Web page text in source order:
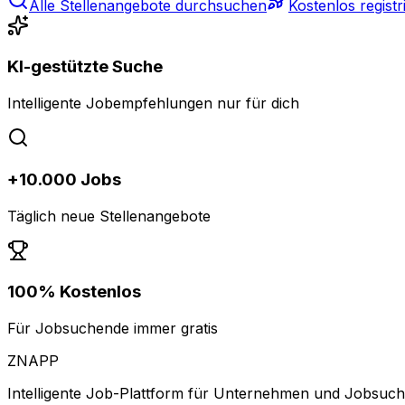
Alle Stellenangebote durchsuchen Kostenlos
KI-gestützte Suche
Intelligente Jobempfehlungen nur für dich
+10.000 Jobs
Täglich neue Stellenangebote
100% Kostenlos
Für Jobsuchende immer gratis
ZNAPP
Intelligente Job-Plattform für Unternehmen und